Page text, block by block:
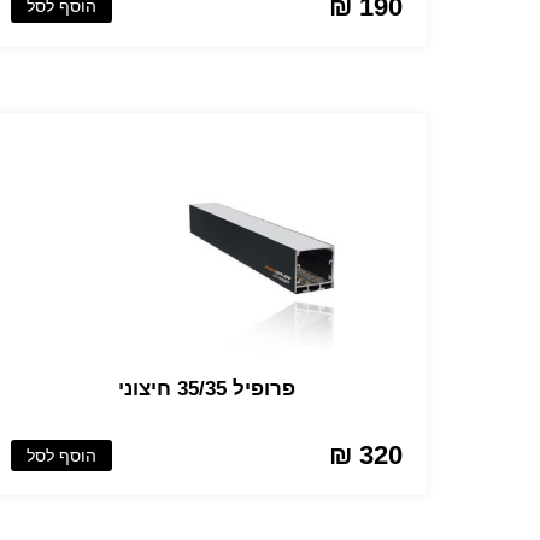
190 ₪ הוסף לסל
פרופיל 35/35 חיצוני
320 ₪ הוסף לסל